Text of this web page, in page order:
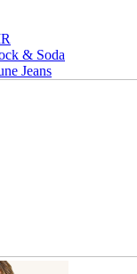
& Soda
Jeans